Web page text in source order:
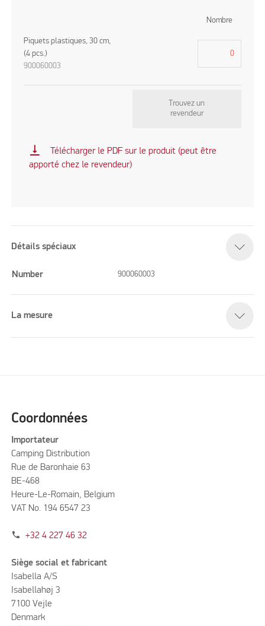
Nombre
Piquets plastiques, 30 cm,
(4 pcs.)
900060003
Trouvez un
revendeur
vertical_align_bottom
Télécharger le PDF sur le produit (peut être
apporté chez le revendeur)
Détails spéciaux
Number 900060003
La mesure
Coordonnées
Importateur
Camping Distribution
Rue de Baronhaie 63
BE-468
Heure-Le-Romain, Belgium
VAT No. 194 6547 23
phone +32 4 227 46 32
Siège social et fabricant
Isabella A/S
Isabellahøj 3
7100 Vejle
Denmark